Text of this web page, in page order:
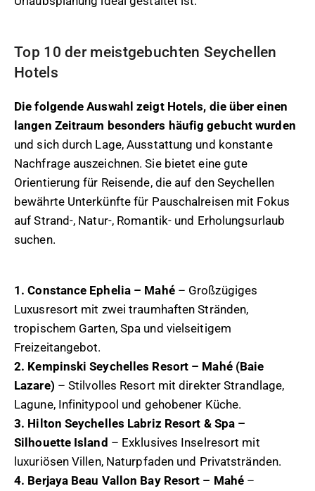
Top 10 der meistgebuchten Seychellen
Hotels
Die folgende Auswahl zeigt Hotels, die über einen
langen Zeitraum besonders häufig gebucht wurden
und sich durch Lage, Ausstattung und konstante
Nachfrage auszeichnen. Sie bietet eine gute
Orientierung für Reisende, die auf den Seychellen
bewährte Unterkünfte für Pauschalreisen mit Fokus
auf Strand-, Natur-, Romantik- und Erholungsurlaub
suchen.
1. Constance Ephelia – Mahé– Großzügiges
Luxusresort mit zwei traumhaften Stränden,
tropischem Garten, Spa und vielseitigem
Freizeitangebot.
2. Kempinski Seychelles Resort – Mahé (Baie
Lazare) – Stilvolles Resort mit direkter Strandlage,
Lagune, Infinitypool und gehobener Küche.
3. Hilton Seychelles Labriz Resort & Spa –
Silhouette Island – Exklusives Inselresort mit
luxuriösen Villen, Naturpfaden und Privatstränden.
4. Berjaya Beau Vallon Bay Resort – Mahé –